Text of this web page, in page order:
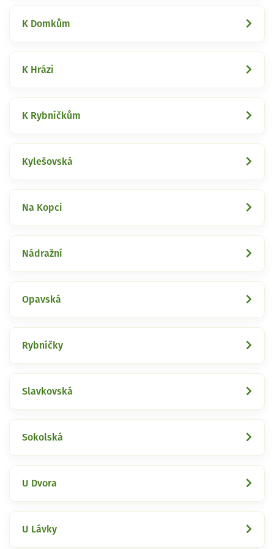
K Domkům
K Hrázi
K Rybníčkům
Kylešovská
Na Kopci
Nádražní
Opavská
Rybníčky
Slavkovská
Sokolská
U Dvora
U Lávky